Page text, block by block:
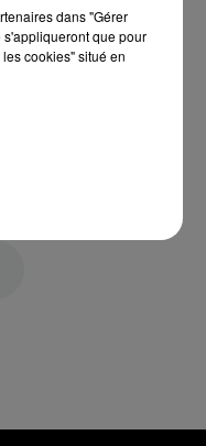
dans "Gérer
s'appliqueront que pour
cookies" situé en